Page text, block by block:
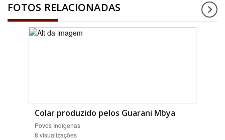
FOTOS RELACIONADAS
Colar produzido pelos Guarani Mbya
Povos Indígenas
8 visualizações